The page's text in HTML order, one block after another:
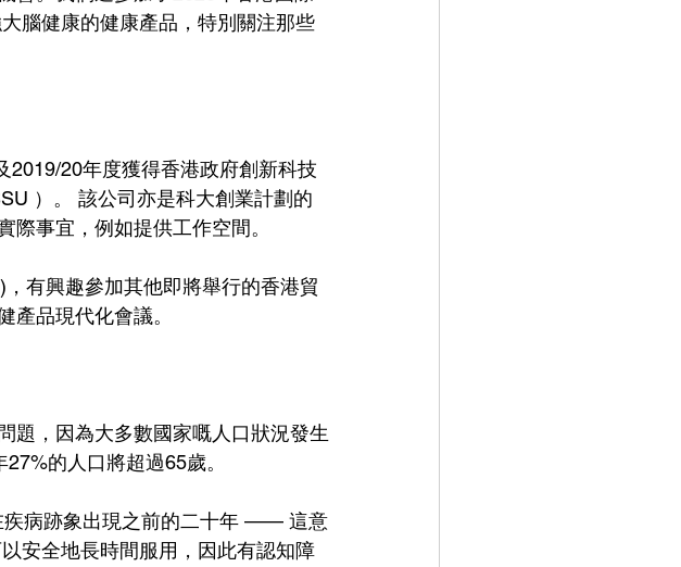
腦健康的健康產品，特別關注那些
2019/20年度獲得香港政府創新科技
）。 該公司亦是科大創業計劃的
事宜，例如提供工作空間。
有興趣參加其他即將舉行的香港貿
產品現代化會議。
題，因為大多數國家嘅人口狀況發生
的人口將超過65歲。
病跡象出現之前的二十年 —— 這意
安全地長時間服用，因此有認知障